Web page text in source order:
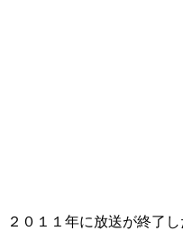
２０１１年に放送が終了